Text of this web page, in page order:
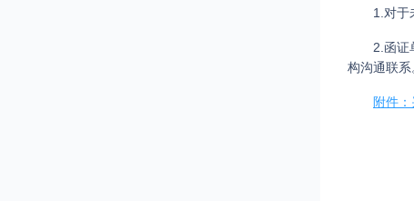
1.对于
2.函证
构沟通联系
附件